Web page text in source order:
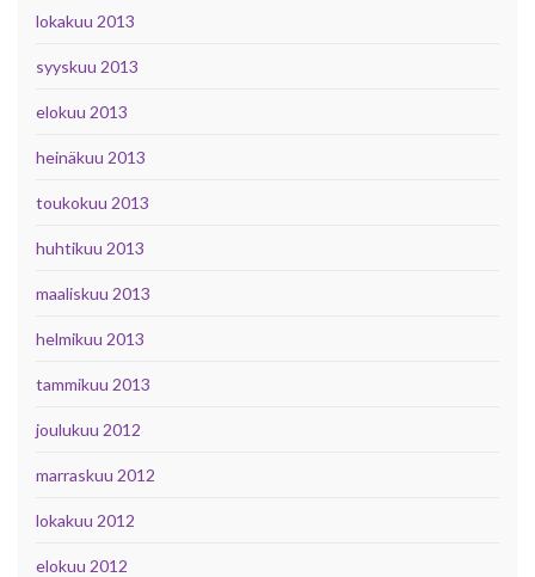
lokakuu 2013
syyskuu 2013
elokuu 2013
heinäkuu 2013
toukokuu 2013
huhtikuu 2013
maaliskuu 2013
helmikuu 2013
tammikuu 2013
joulukuu 2012
marraskuu 2012
lokakuu 2012
elokuu 2012